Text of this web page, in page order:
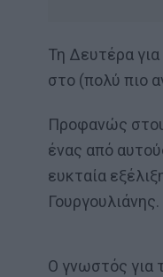
Τη Δευτέρα
στο (πολύ πιο
Προφανώς
ένας από
ευκταία
Γουργουλιάνης.
Ο γνωστός για